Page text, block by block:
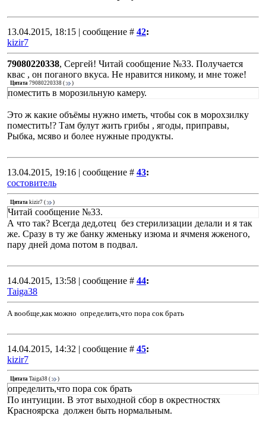
13.04.2015, 18:15 | сообщение # 42:
kizir7
79080220338, Сергей! Читай сообщение №33. Получается
квас , он поганого вкуса. Не нравится никому, и мне тоже!
Цитата 79080220338 ( )
поместить в морозильную камеру.
Это ж какие объёмы нужно иметь, чтобы сок в морохзилку
поместить!? Там булут жить грибы , ягоды, приправы,
Рыбка, мсяво и более нужные продукты.
13.04.2015, 19:16 | сообщение # 43:
состовитель
Цитата kizir7 ( )
Читай сообщение №33.
А что так? Всегда дед,отец без стерилизации делали и я так
же. Сразу в ту же банку жменьку изюма и ячменя жженого,
пару дней дома потом в подвал.
14.04.2015, 13:58 | сообщение # 44:
Taiga38
А вообще,как можно определить,что пора сок брать
14.04.2015, 14:32 | сообщение # 45:
kizir7
Цитата Taiga38 ( )
определить,что пора сок брать
По интуиции. В этот выходной сбор в окрестностях
Красноярска должен быть нормальным.